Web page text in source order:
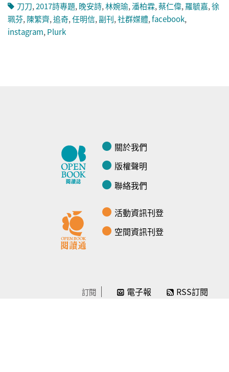
刀刀,2017詩專題,晚安詩,林婉瑜,潘柏霖,蔡仁偉,羅毓嘉,徐
珮芬,陳繁齊,追奇,任明信,副刊,社群媒體,facebook,
instagram,Plurk
關於我們
版權聲明
聯絡我們
活動資訊刊登
空間資訊刊登
訂閱 電子報 RSS訂閱